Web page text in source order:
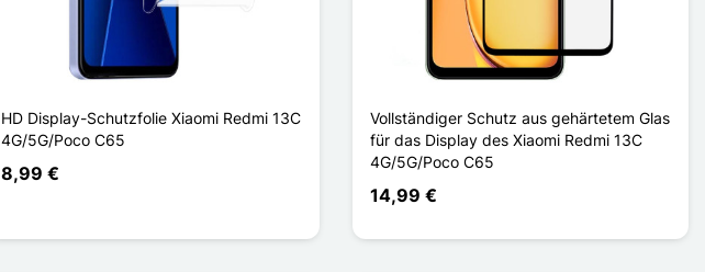
HD Display-Schutzfolie Xiaomi Redmi 13C
4G/5G/Poco C65
8,99 €
Vollständiger Schutz aus gehärtetem Glas
für das Display des Xiaomi Redmi 13C
4G/5G/Poco C65
14,99 €